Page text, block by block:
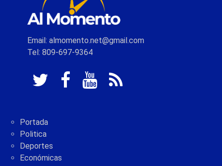
Email: almomento.net@gmail.com
Tel: 809-697-9364
Portada
Politica
Deportes
Económicas